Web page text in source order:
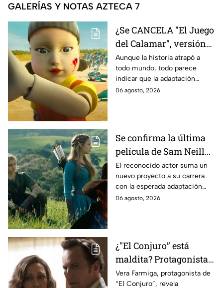
GALERÍAS Y NOTAS AZTECA 7
¿Se CANCELA "El Juego
del Calamar", versión
Estados Unidos? Esto
es lo que se sabe al
momento
Aunque la historia atrapó a
todo mundo, todo parece
indicar que la adaptación
podría ser cancelada:
06 agosto, 2026
Se confirma la última
película de Sam Neill
antes de morir: esto es
lo que se sabe hasta
ahora
El reconocido actor suma un
nuevo proyecto a su carrera
con la esperada adaptación
cinematográfica del popular
06 agosto, 2026
¿"El Conjuro” está
maldita? Protagonista
revela INQUIETANTES
Vera Farmiga, protagonista de
“El Conjuro”, revela